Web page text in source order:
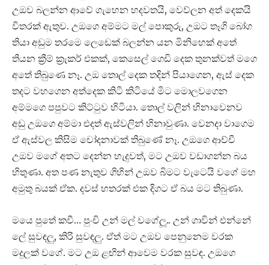
උඔව බලන්න ආවේ ගැහෙන හදවතයි, වෙව්ලන අත් දෙකයි
විතරක් ඇතුව. උඔගෙ අම්මට මල් පොකුරු, උඔට තෑගි බෝග
තියා අඩුම තරමෙ ලෙඩෙක් බලන්න යන මිනිහෙක් අතේ
තියන ක්‍රීම් ක්‍රැකර් එකක්, කෙසෙල් ගෙඩි දෙක තුනක්වත් මගෙ
අතේ තිබුණෙ නෑ. උඔ තොල් දෙක තදින් පියාගෙන, ඇස් දෙක
තදට වහගෙන අත්දෙක කිටි කිටියේ මිට මොලවගෙන
අම්මගෙ පපුවට කිට්ටුව හිටියා. තොල් වලින් හිනාවෙනව
අඩු උඔගෙ අම්මා එදත් ඇස්වලින් හිනාවුණා. වෙනදා වාගෙම
ඒ ඇස්වල කිසිම චෝදනාවක් තිබුණේ නෑ. උඔගෙ ආච්චී
උඔව මගේ අතට දෙන්න හැදුවත්, මට උඔව වඩාගන්න බය
හිතුණා. අත පණ නැතුව ගිහින් උඔව බිමට වැටෙයි වගේ මහ
අමුතු බයක් ඒක. දවස් හතරක් එක දිගට ඒ බය මට තිබුණා.
මයෙ පුතේ කවී… පුංචි උන් මල් වගේලූ.. උන් ගාවින් එන්නේ
ලේ සුවඳලු, කිරි සුවඳලු. ඒත් මට උඔව පෙනුනෙම වරක
මදුලක් වගේ. මට උඔ ළඟින් ආවෙම වරක සුවඳ. උඔගෙ